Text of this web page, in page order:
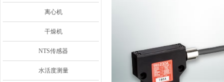
离心机
干燥机
NTS传感器
水活度测量